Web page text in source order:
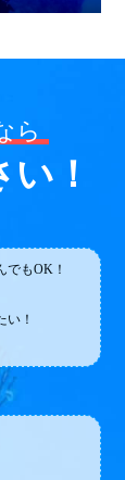
ら
！
でもOK！
い！